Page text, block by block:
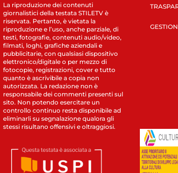
La riproduzione dei contenuti
giornalistici della testata STILETV è
riservata. Pertanto, è vietata la
riproduzione e l’uso, anche parziale, di
testi, fotografie, contenuti audio/video,
filmati, loghi, grafiche aziendali e
pubblicitarie, con qualsiasi dispositivo
elettronico/digitale o per mezzo di
fotocopie, registrazioni, cover e tutto
quanto è ascrivibile a copia non
autorizzata. La redazione non è
responsabile dei commenti presenti sul
sito. Non potendo esercitare un
controllo continuo resta disponibile ad
eliminarli su segnalazione qualora gli
stessi risultano offensivi e oltraggiosi.